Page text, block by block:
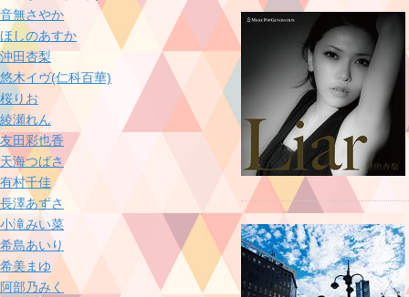
音無さやか
ほしのあすか
沖田杏梨
悠木イヴ(仁科百華)
桜りお
綾瀬れん
友田彩也香
天海つばさ
有村千佳
長澤あずさ
小滝みい菜
希島あいり
希美まゆ
阿部乃みく